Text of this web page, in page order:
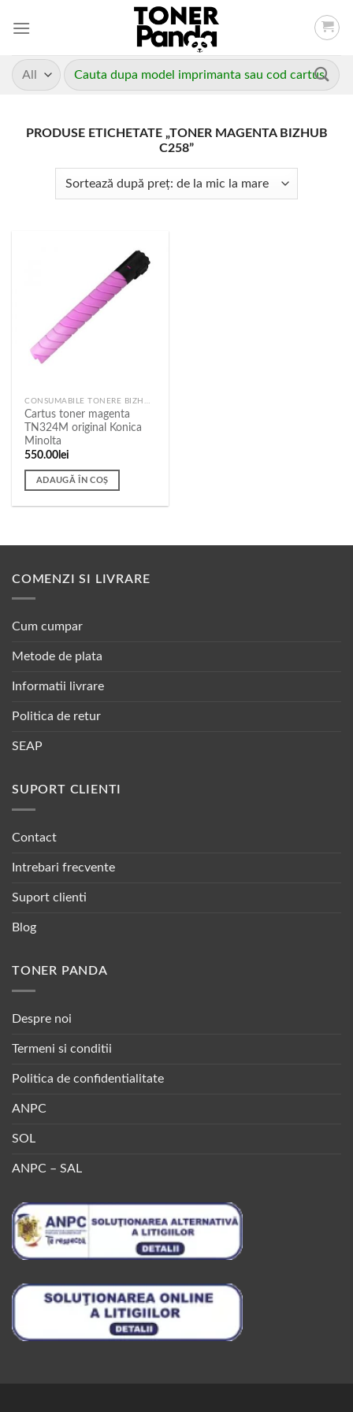
Caută
după:
PRODUSE ETICHETATE „TONER MAGENTA BIZHUB
C258”
CONSUMABILE TONERE BIZHUB C258, C308, C368
Cartus toner magenta
TN324M original Konica
Minolta
550.00 lei
ADAUGĂ ÎN COȘ
COMENZI SI LIVRARE
Cum cumpar
Metode de plata
Informatii livrare
Politica de retur
SEAP
SUPORT CLIENTI
Contact
Intrebari frecvente
Suport clienti
Blog
TONER PANDA
Despre noi
Termeni si conditii
Politica de confidentialitate
ANPC
SOL
ANPC – SAL